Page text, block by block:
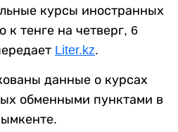
курсы иностранных
тенге на четверг, 6
Liter.kz.
данные о курсах
обменными пунктами в